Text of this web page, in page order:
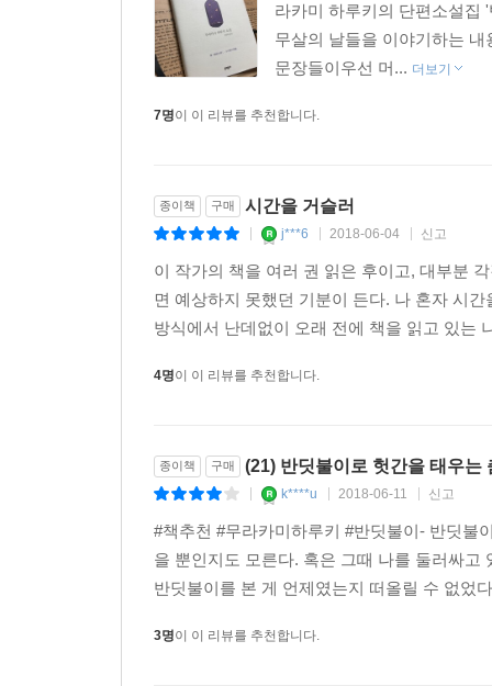
라카미 하루키의 단편소설집
무살의 날들을 이야기하는
문장들이우선 머... 더보기
7명이 이 리뷰를 추천합니다.
종이책 구매 시간을 거슬러
j***6 2018-06-04 신고
이 작가의 책을 여러 권 읽은 후이고, 대부분
면 예상하지 못했던 기분이 든다. 나 혼자 시
방식에서 난데없이 오래 전에 책을 읽고 있는
4명이 이 리뷰를 추천합니다.
종이책 구매 (21) 반딧불이로 헛간을 태우는
k****u 2018-06-11 신고
#책추천 #무라카미하루키 #반딧불이- 반딧불
을 뿐인지도 모른다. 혹은 그때 나를 둘러싸
반딧불이를 본 게 언제였는지 떠올릴 수 없었
3명이 이 리뷰를 추천합니다.